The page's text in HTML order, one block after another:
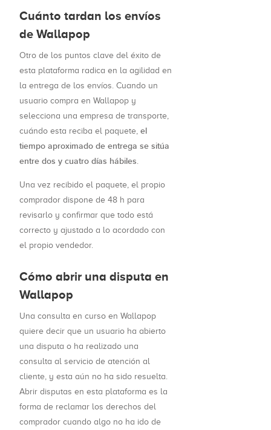
Cuánto tardan los envíos
de Wallapop
Otro de los puntos clave del éxito de
esta plataforma radica en la agilidad en
la entrega de los envíos. Cuando un
usuario compra en Wallapop y
selecciona una empresa de transporte,
cuándo esta reciba el paquete, el
tiempo aproximado de entrega se sitúa
entre dos y cuatro días hábiles
Una vez recibido el paquete, el propio
comprador dispone de 48 h para
revisarlo y confirmar que todo está
correcto y ajustado a lo acordado con
el propio vendedor.
Cómo abrir una disputa en
Wallapop
Una consulta en curso en Wallapop
quiere decir que un usuario ha abierto
una disputa o ha realizado una
consulta al servicio de atención al
cliente, y esta aún no ha sido resuelta.
Abrir disputas en esta plataforma es la
forma de reclamar los derechos del
comprador cuando algo no ha ido de